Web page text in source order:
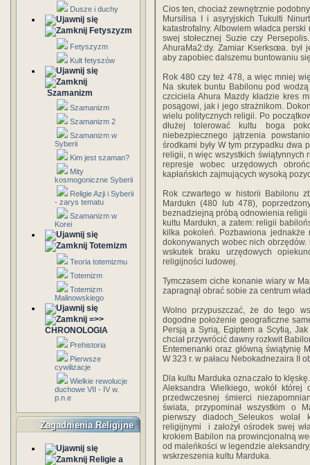
Dusze i duchy
Fetyszyzm
Fetyszyzm
Kult fetyszów
Szamanizm
Szamanizm
Szamanizm 2
Szamanizm w
Syberii
Kim jest szaman?
Mity
kosmogoniczne Syberii
Religie Azji i Syberii
- zarys tematu
Szamanizm w
Korei
Totemizm
Teoria totemizmu
Totemizm
Totemizm
Malinowskiego
=>>
CHRONOLOGIA
Prehistoria
Pierwsze
cywilizacje
Wielkie rewolucje
duchowe VII - IV w.
p.n.e
Zagadnienia Religijne
Religie a
Cios ten, chociaż zewnętrznie
Mursilisa I i asyryjskich Tukulti
katastrofalny. Albowiem władca
swej stołecznej Suzie czy
AhuraMa2:dy. Zamiar Kserksœa. był
aby zapobiec dalszemu buntowaniu
Rok 480 czy też 478, a więc mniej
Na skutek buntu Babilonu pod
czciciela Ahura Mazdy kładzie kres
posągowi, jak i jego strażnikom.
wielu politycznych religii. Po
dłużej tolerować kultu boga
niebezpiecznego jątrzenia
środkami były W tym przypadku dwa
religii, n więc wszystkich
represje wobec urzędowych
kapłańskich zajmujących wysoką
Rok czwartego w historii Babilonu
Mardukn (480 lub 478),
beznadziejną próbą odnowienia religii
kultu Mardukn, a zatem: religii
kilka pokoleń. Pozbawiona
dokonywanych wobec nich
wskutek braku urzędowych
religijności ludowej.
Tymczasem ciche konanie wiary w
zapragnął obrać sobie za centrum
Wolno przypuszczać, że do tego
dogodne położenie geograficzne
Persją a Syrią, Egiptem a Scytią,
chciał przywrócić dawny rozkwit
Entemenanki oraz główną świątynię
W 323 r. w pałacu Nebokadnezaira II
Dla kultu Marduka oznaczało to
Aleksandra Wielkiego, wokół
przedwczesnej śmierci
świata, przypominał wszystkim o
pierwszy diadoch_Seleukos
religijnymi i założył ośrodek swej
krokiem Babilon na prowincjonalną
od maleńkości w legendzie
wskrzeszenia kultu Marduka.